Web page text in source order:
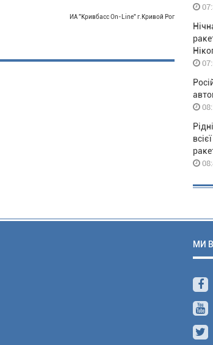
ИА "Кривбасс On-Line" г.Кривой Рог
МИ